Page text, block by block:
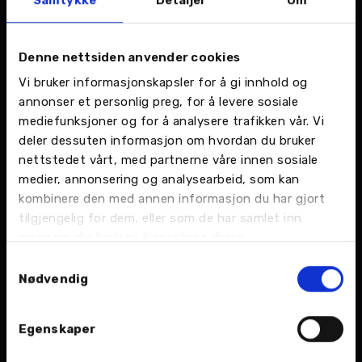
Denne nettsiden anvender cookies
Vi bruker informasjonskapsler for å gi innhold og
annonser et personlig preg, for å levere sosiale
mediefunksjoner og for å analysere trafikken vår. Vi
deler dessuten informasjon om hvordan du bruker
nettstedet vårt, med partnerne våre innen sosiale
medier, annonsering og analysearbeid, som kan
kombinere den med annen informasjon du har gjort
tilgjengelig for dem, eller som de har samlet inn
gjennom din bruk av tjenestene deres.
Nødvendig
Egenskaper
komfortable disse bilene er og samtidig få en
innføring i våre tjenester som tilbys som en del
av Toyota Professional, avslutter Sverre.
Toyota har også åpnet for bestilling av Proace
Max i Norge, en enda større kassebil som er
tilgjengelig med både elektrisk og diesel
drivlinje. Den batterielektriske Proace Max har
en rekkevidde på opptil 420 km (WLTP-
kombinert syklus).
Mer info om de nye modellene:
elektrisk rekkevidde opptil 337 km og
lastekapasitet opptil 4,4 m³